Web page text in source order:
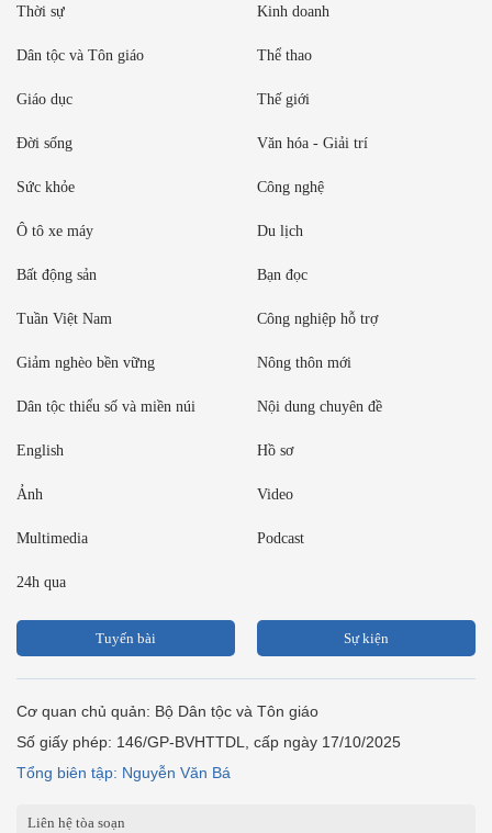
Thời sự Kinh doanh
Dân tộc và Tôn giáo Thể thao
Giáo dục Thế giới
Đời sống Văn hóa - Giải trí
Sức khỏe Công nghệ
Ô tô xe máy Du lịch
Bất động sản Bạn đọc
Tuần Việt Nam Công nghiệp hỗ trợ
Giảm nghèo bền vững Nông thôn mới
Dân tộc thiểu số và miền núi Nội dung chuyên đề
English Hồ sơ
Ảnh Video
Multimedia Podcast
24h qua
Tuyến bài Sự kiện
Cơ quan chủ quản: Bộ Dân tộc và Tôn giáo
Số giấy phép: 146/GP-BVHTTDL, cấp ngày 17/10/2025
Tổng biên tập: Nguyễn Văn Bá
Liên hệ tòa soạn